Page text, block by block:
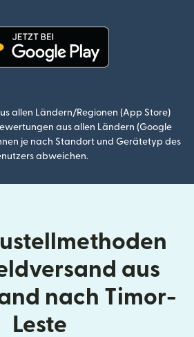
allen Ländern/Regionen (App Store)
aus allen Ländern (Google
je nach Standort und Gerätetyp des
abweichen.
aus
nach Timor-
Leste